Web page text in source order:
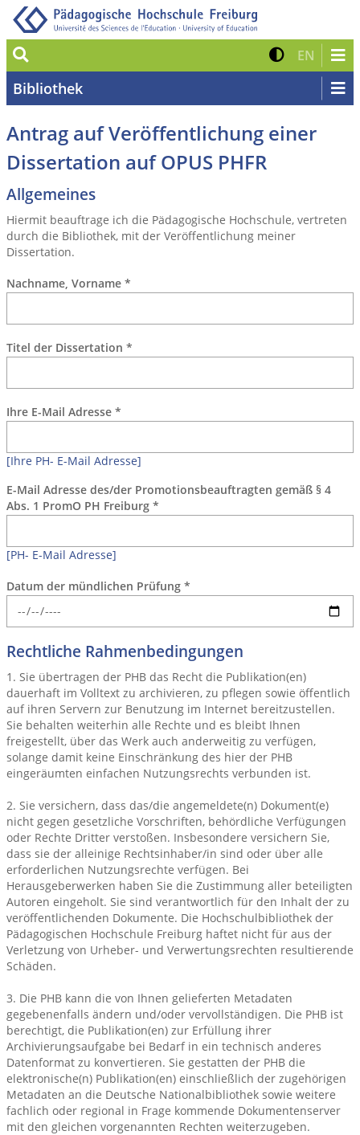
Suche Kontrast
EN Zur
Bibliothek
Antrag auf Veröffentlichung einer
Dissertation auf OPUS PHFR
Allgemeines
Hiermit beauftrage ich die Pädagogische Hochschule, vertreten
durch die Bibliothek, mit der Veröffentlichung meiner
Dissertation.
Nachname, Vorname *
Titel der Dissertation *
Ihre E-Mail Adresse *
[Ihre PH- E-Mail Adresse]
E-Mail Adresse des/der Promotionsbeauftragten gemäß § 4
Abs. 1 PromO PH Freiburg *
[PH- E-Mail Adresse]
Datum der mündlichen Prüfung *
Rechtliche Rahmenbedingungen
1. Sie übertragen der PHB das Recht die Publikation(en)
dauerhaft im Volltext zu archivieren, zu pflegen sowie öffentlich
auf ihren Servern zur Benutzung im Internet bereitzustellen.
Sie behalten weiterhin alle Rechte und es bleibt Ihnen
freigestellt, über das Werk auch anderweitig zu verfügen,
solange damit keine Einschränkung des hier der PHB
eingeräumten einfachen Nutzungsrechts verbunden ist.
2. Sie versichern, dass das/die angemeldete(n) Dokument(e)
nicht gegen gesetzliche Vorschriften, behördliche Verfügungen
oder Rechte Dritter verstoßen. Insbesondere versichern Sie,
dass sie der alleinige Rechtsinhaber/in sind oder über alle
erforderlichen Nutzungsrechte verfügen. Bei
Herausgeberwerken haben Sie die Zustimmung aller beteiligten
Autoren eingeholt. Sie sind verantwortlich für den Inhalt der zu
veröffentlichenden Dokumente. Die Hochschulbibliothek der
Pädagogischen Hochschule Freiburg haftet nicht für aus der
Verletzung von Urheber- und Verwertungsrechten resultierende
Schäden.
3. Die PHB kann die von Ihnen gelieferten Metadaten
gegebenenfalls ändern und/oder vervollständigen. Die PHB ist
berechtigt, die Publikation(en) zur Erfüllung ihrer
Archivierungsaufgabe bei Bedarf in ein technisch anderes
Datenformat zu konvertieren. Sie gestatten der PHB die
elektronische(n) Publikation(en) einschließlich der zugehörigen
Metadaten an die Deutsche Nationalbibliothek sowie weitere
fachlich oder regional in Frage kommende Dokumentenserver
mit den gleichen vorgenannten Rechten weiterzugeben.